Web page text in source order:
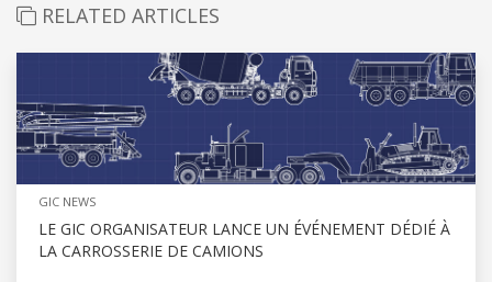
RELATED ARTICLES
GIC NEWS
LE GIC ORGANISATEUR LANCE UN ÉVÉNEMENT DÉDIÉ À
LA CARROSSERIE DE CAMIONS